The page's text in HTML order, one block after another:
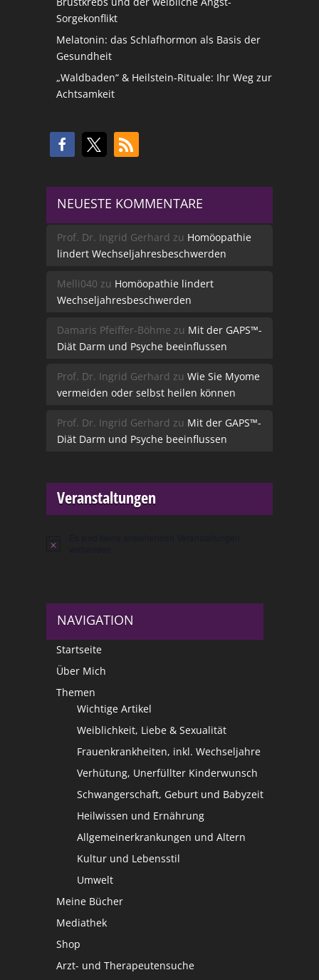
Sorgekonflikt
Melatonin: das Schlafhormon als Basis der
Gesundheit
„Waldbaden“ & Heilstein-Rituale: Ihr Weg zur
Achtsamkeit
NEUESTE KOMMENTARE
Prof. Dr. Ingrid Gerhard zu Homöopathie
lindert Wechseljahresbeschwerden
Melli040 zu Homöopathie lindert
Wechseljahresbeschwerden
Damaris Pfeiffer-Böhme zu Mit der GAPS™-
Diät Darm und Psyche beeinflussen
Prof. Dr. Ingrid Gerhard zu Wie Sie Myome
vermeiden oder selbst heilen können
Prof. Dr. Ingrid Gerhard zu Mit der GAPS™-
Diät Darm und Psyche beeinflussen
Veranstaltungen
Hinweis
NAVIGATION
Startseite
Über Mich
Themen
Wichtige Artikel
Weiblichkeit, Liebe & Sexualität
Frauenkrankheiten, inkl. Wechseljahre
Verhütung, Unerfüllter Kinderwunsch
Schwangerschaft, Geburt und Babyzeit
Heilwissen und Ernährung
Allgemeinerkrankungen und Altern
Kultur und Lebensstil
Umwelt
Meine Bücher
Mediathek
Shop
Arzt- und Therapeutensuche